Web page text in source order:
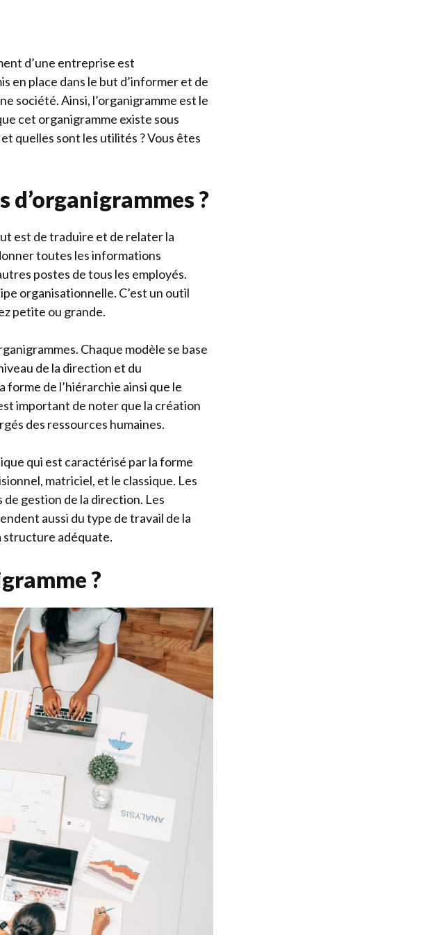
d’une entreprise est
en place dans le but d’informer et de
société. Ainsi, l’organigramme est le
cet organigramme existe sous
quelles sont les utilités ? Vous êtes
?
est de traduire et de relater la
toutes les informations
postes de tous les employés.
organisationnelle. C’est un outil
petite ou grande.
Chaque modèle se base
de la direction et du
de l’hiérarchie ainsi que le
important de noter que la création
des ressources humaines.
qui est caractérisé par la forme
matriciel, et le classique. Les
gestion de la direction. Les
aussi du type de travail de la
structure adéquate.
?